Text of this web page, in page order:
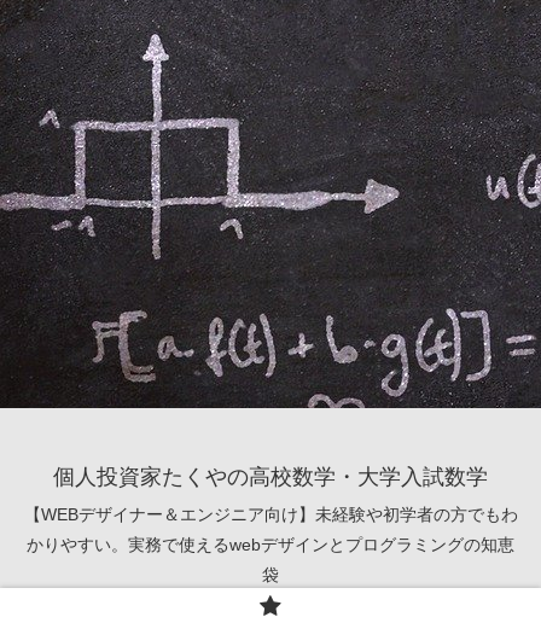
個人投資家たくやの高校数学・大学入試数学
【WEBデザイナー＆エンジニア向け】未経験や初学者の方でもわ
かりやすい。実務で使えるwebデザインとプログラミングの知恵
袋